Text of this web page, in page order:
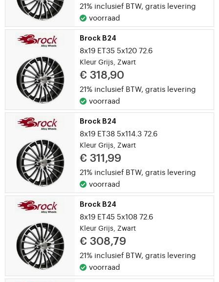
21% inclusief BTW, gratis levering
voorraad
Brock B24
8x19 ET35 5x120 72.6
Kleur Grijs, Zwart
€ 318,90
21% inclusief BTW, gratis levering
voorraad
Brock B24
8x19 ET38 5x114.3 72.6
Kleur Grijs, Zwart
€ 311,99
21% inclusief BTW, gratis levering
voorraad
Brock B24
8x19 ET45 5x108 72.6
Kleur Grijs, Zwart
€ 308,79
21% inclusief BTW, gratis levering
voorraad